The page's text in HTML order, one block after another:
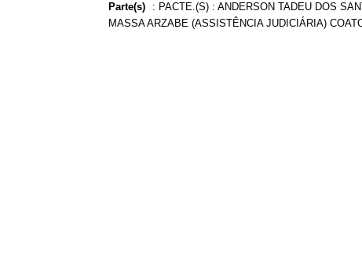
Parte(s) : PACTE.(S) : ANDERSON TADEU DOS
MASSA ARZABE (ASSISTÊNCIA JUDICIÁRIA)